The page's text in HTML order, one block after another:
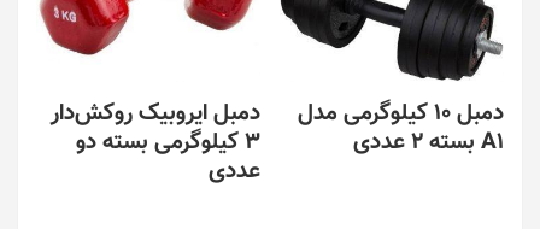
دمبل 10 کیلوگرمی مدل
A1 بسته 2 عددی
دمبل ایروبیک روکش‌دار
3 کیلوگرمی بسته دو
عددی